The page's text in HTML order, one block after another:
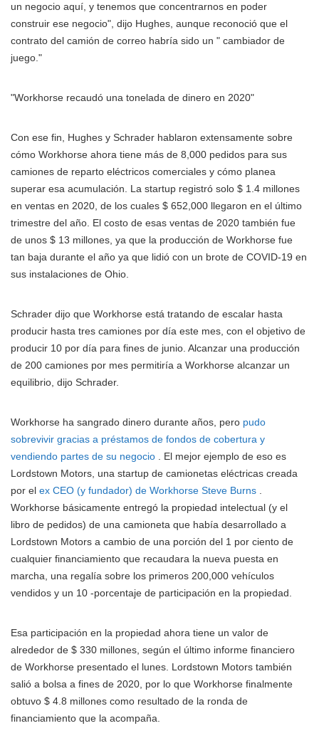
un negocio aquí, y tenemos que concentrarnos en poder
construir ese negocio", dijo Hughes, aunque reconoció que el
contrato del camión de correo habría sido un " cambiador de
juego."
Workhorse recaudó una tonelada de dinero en 2020
Con ese fin, Hughes y Schrader hablaron extensamente sobre
cómo Workhorse ahora tiene más de 8,000 pedidos para sus
camiones de reparto eléctricos comerciales y cómo planea
superar esa acumulación. La startup registró solo $ 1.4 millones
en ventas en 2020, de los cuales $ 652,000 llegaron en el último
trimestre del año. El costo de esas ventas de 2020 también fue
de unos $ 13 millones, ya que la producción de Workhorse fue
tan baja durante el año ya que lidió con un brote de COVID-19 en
sus instalaciones de Ohio.
Schrader dijo que Workhorse está tratando de escalar hasta
producir hasta tres camiones por día este mes, con el objetivo de
producir 10 por día para fines de junio. Alcanzar una producción
de 200 camiones por mes permitiría a Workhorse alcanzar un
equilibrio, dijo Schrader.
Workhorse ha sangrado dinero durante años, pero pudo
sobrevivir gracias a préstamos de fondos de cobertura y
vendiendo partes de su negocio . El mejor ejemplo de eso es
Lordstown Motors, una startup de camionetas eléctricas creada
por el ex CEO (y fundador) de Workhorse Steve Burns
Workhorse básicamente entregó la propiedad intelectual (y el
libro de pedidos) de una camioneta que había desarrollado a
Lordstown Motors a cambio de una porción del 1 por ciento de
cualquier financiamiento que recaudara la nueva puesta en
marcha, una regalía sobre los primeros 200,000 vehículos
vendidos y un 10 -porcentaje de participación en la propiedad.
Esa participación en la propiedad ahora tiene un valor de
alrededor de $ 330 millones, según el último informe financiero
de Workhorse presentado el lunes. Lordstown Motors también
salió a bolsa a fines de 2020, por lo que Workhorse finalmente
obtuvo $ 4.8 millones como resultado de la ronda de
financiamiento que la acompaña.